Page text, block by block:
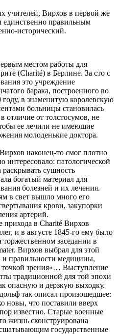
учителей, Вирхов в первой же
единственно правильным
исторический.
местом работы для
(Charité) в Берлине. За сто с
это учреждение
барака, построенного во
в знаменитую королевскую
больницы становилась
отличие от толстосумов, не
ее лечили не имеющие
молоденькие доктора.
наконец-то смог плотно
интересовало: патологической
раскрывать сущность
богатый материал для
болезней и их лечения.
в свет вышло много его
крови, закупорки
артерий.
прихода в Charité Вирхов
и в августе 1845-го ему было
заседании в
Вирхов выбрал для этой
и правильности медицины,
зрения»… Выступление
традиционной для той эпохи
опасную и дерзкую выходку.
так описал произошедшее:
новы, что поставили вверх
известно. Старые военные
жизнь сконструирована
государственные